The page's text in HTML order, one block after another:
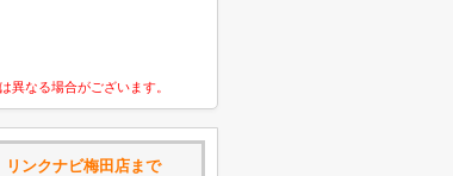
なる場合がございます。
ビ梅田店まで